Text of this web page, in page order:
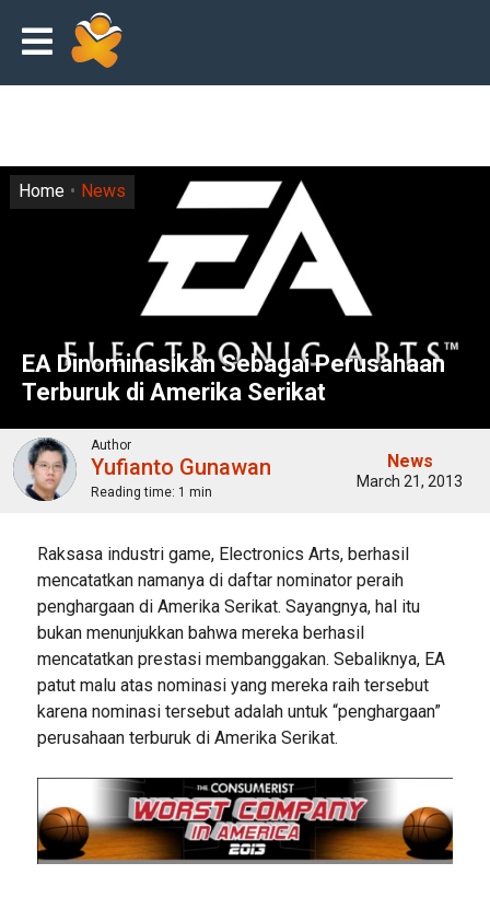
EA Dinominasikan Sebagai Perusahaan
Terburuk di Amerika Serikat
Home News
Author
Yufianto Gunawan
Reading time: 1 min
News
March 21, 2013
Raksasa industri game, Electronics Arts, berhasil
mencatatkan namanya di daftar nominator peraih
penghargaan di Amerika Serikat. Sayangnya, hal itu
bukan menunjukkan bahwa mereka berhasil
mencatatkan prestasi membanggakan. Sebaliknya, EA
patut malu atas nominasi yang mereka raih tersebut
karena nominasi tersebut adalah untuk “penghargaan”
perusahaan terburuk di Amerika Serikat.